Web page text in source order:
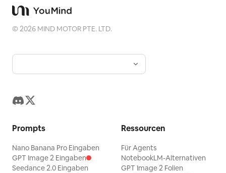
©2026 MIND MOTOR PTE. LTD.
Prompts
Nano Banana Pro Eingaben
GPT Image 2 Eingaben
Seedance 2.0 Eingaben
Ressourcen
Für Agents
NotebookLM-Alternativen
GPT Image 2 Folien